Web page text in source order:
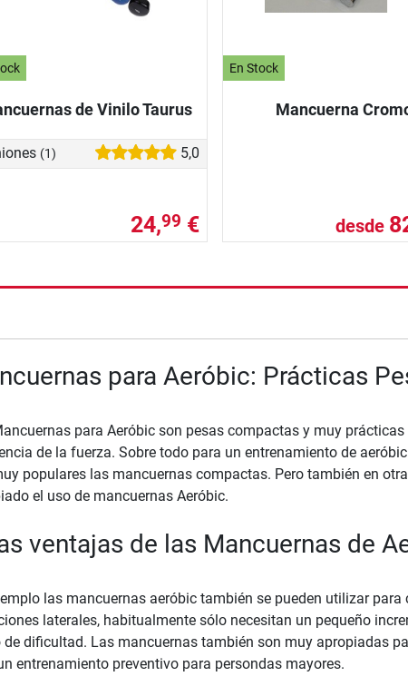
de Vinilo Taurus
(1) 5,0
24,99 €
En Stock
Mancuerna
desde
para Aeróbic: Prácticas
para Aeróbic son pesas compactas y muy
de la fuerza. Sobre todo para un entrenamiento de
populares las mancuernas compactas. Pero también en
el uso de mancuernas Aeróbic.
ventajas de las Mancuernas de
las mancuernas aeróbic también se pueden utilizar
laterales, habitualmente sólo necesitan un pequeño
de dificultad. Las mancuernas también son muy apropiadas
entrenamiento preventivo para persondas mayores.